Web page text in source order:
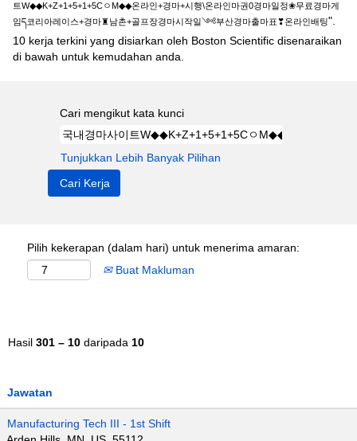
트W◆◆K+Z+1+5+1+5CㅇM◆◆온라인+경마+시행\온라인마권0경마일정❀무료경마게
임ད코리아레이스+경마♜남촌+골프장경마시작일༺부산경마출마표❣온라인배팅".
10 kerja terkini yang disiarkan oleh Boston Scientific disenaraikan
di bawah untuk kemudahan anda.
Cari mengikut kata kunci
Tunjukkan Lebih Banyak Pilihan
Pilih kekerapan (dalam hari) untuk menerima amaran:
Buat Makluman
Hasil 301 – 10 daripada 10
Jawatan
Manufacturing Tech III - 1st Shift